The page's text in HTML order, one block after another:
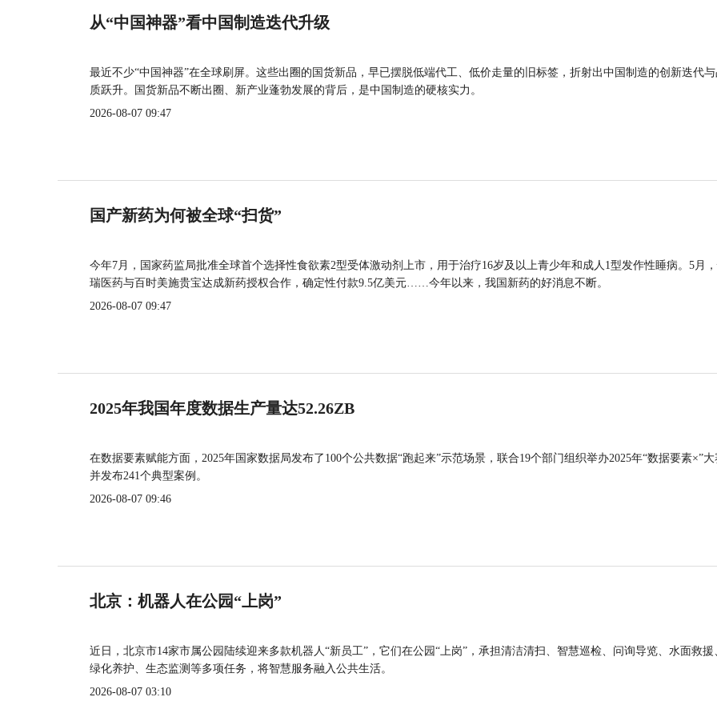
从“中国神器”看中国制造迭代升级
最近不少“中国神器”在全球刷屏。这些出圈的国货新品，早已摆脱低端代工、低价走量的旧标签，折射出中国制造的创新迭代
质跃升。国货新品不断出圈、新产业蓬勃发展的背后，是中国制造的硬核实力。
2026-08-07 09:47
国产新药为何被全球“扫货”
今年7月，国家药监局批准全球首个选择性食欲素2型受体激动剂上市，用于治疗16岁及以上青少年和成人1型发作性睡病。5月
瑞医药与百时美施贵宝达成新药授权合作，确定性付款9.5亿美元……今年以来，我国新药的好消息不断。
2026-08-07 09:47
2025年我国年度数据生产量达52.26ZB
在数据要素赋能方面，2025年国家数据局发布了100个公共数据“跑起来”示范场景，联合19个部门组织举办2025年“数据要素×”大
并发布241个典型案例。
2026-08-07 09:46
北京：机器人在公园“上岗”
近日，北京市14家市属公园陆续迎来多款机器人“新员工”，它们在公园“上岗”，承担清洁清扫、智慧巡检、问询导览、水面救援
绿化养护、生态监测等多项任务，将智慧服务融入公共生活。
2026-08-07 03:10